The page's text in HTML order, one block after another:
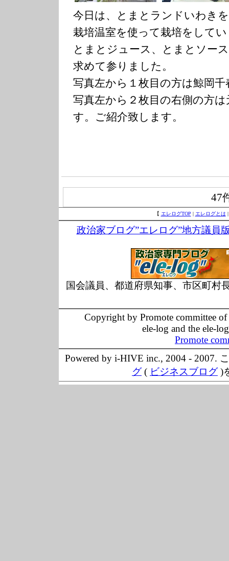
今日は、とまとランドいわき
栽培温室を使って栽培をして
とまとジュース、とまとソー
求めて参りました。
写真左から１枚目の方は鯨岡
写真左から２枚目の右側の方
す。ご紹介致します。
47
【 エレログTOP | エレログとは
政治家ブログ”エレログ”地方議員
国会議員、都道府県知事、市区町村
Copyright by Promote committee
ele-log and the ele-
Promote
Powered by i-HIVE inc., 2004 - 2007.
グ( ビジネスブログ)